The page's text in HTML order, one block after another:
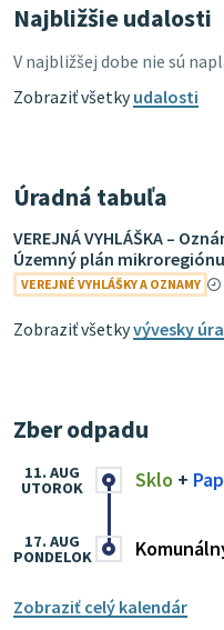
Najbližšie udalosti
V najbližšej dobe nie sú
Zobraziť všetkyudalosti
Úradná tabuľa
VEREJNÁ VYHLÁŠKA –
Územný plán
VEREJNÉ VYHLÁŠKY A OZNAMY
Zobraziť všetkyvývesky
Zber odpadu
Sklo +
11. AUG
UTOROK
17. AUG
PONDELOK
Zobraziť celý kalendár